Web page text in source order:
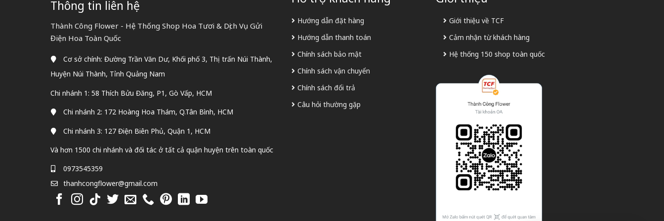
Thông tin liên hệ
Thành Công Flower - Hệ Thống Shop Hoa Tươi & Dịch Vụ Gửi
Điện Hoa Toàn Quốc
Cơ sở chính: Đường Trần Văn Dư, Khối phố 3, Thị trấn Núi Thành,
Huyện Núi Thành, Tỉnh Quảng Nam
Chi nhánh 1: 58 Thích Bửu Đăng, P1, Gò Vấp, HCM
Chi nhánh 2: 172 Hoàng Hoa Thám, Q.Tân Bình, HCM
Chi nhánh 3: 127 Điện Biên Phủ, Quận 1, HCM
Và hơn 1500 chi nhánh và đối tác ở tất cả quận huyện trên toàn quốc
0973545359
thanhcongflower@gmail.com
Hướng dẫn đặt hàng
Hướng dẫn thanh toán
Chính sách bảo mật
Chính sách vận chuyển
Chính sách đổi trả
Câu hỏi thường gặp
Giới thiệu về TCF
Cảm nhận từ khách hàng
Hệ thống 150 shop toàn quốc